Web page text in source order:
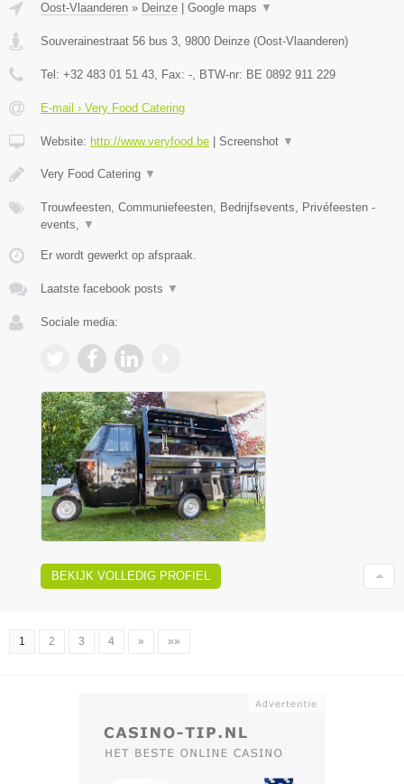
Oost-Vlaanderen » Deinze Google maps ▼
Souverainestraat 56 bus 3, 9800 Deinze (Oost-Vlaanderen)
Tel: +32 483 01 51 43, Fax: -, BTW-nr: BE 0892 911 229
E-mail › Very Food Catering
Website: http://www.veryfood.be Screenshot ▼
Very Food Catering ▼
Trouwfeesten, Communiefeesten, Bedrijfsevents, Privéfeesten -
events, ▼
Er wordt gewerkt op afspraak.
Laatste facebook posts ▼
Sociale media:
BEKIJK VOLLEDIG PROFIEL
1 2 3 4 » »»